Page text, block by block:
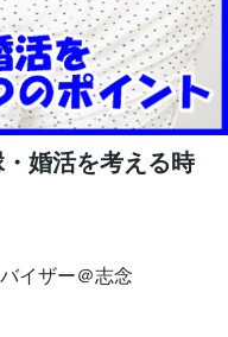
婚活を考える時
イザー＠志念